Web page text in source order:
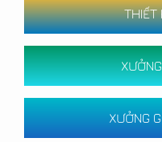
THIẾT
XƯỞNG